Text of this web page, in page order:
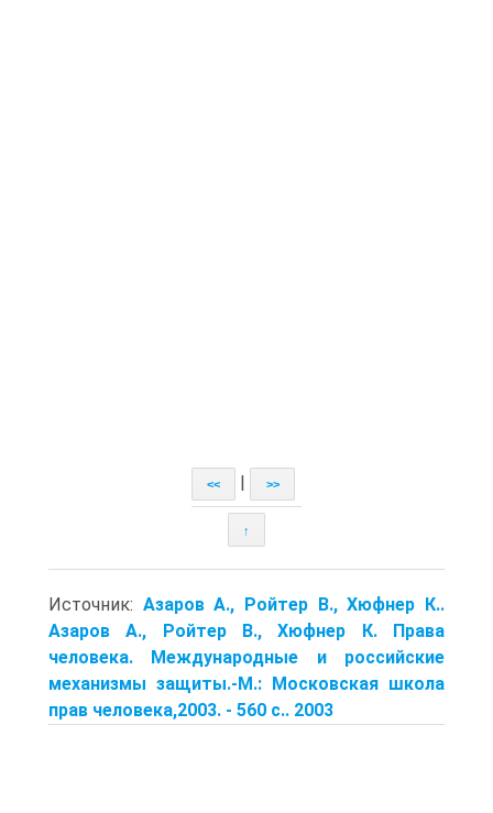
<< >>
↑
Источник: Азаров А., Ройтер В., Хюфнер К..
Азаров А., Ройтер В., Хюфнер К. Права
человека. Международные и российские
механизмы защиты.-М.: Московская школа
прав человека,2003. - 560 с.. 2003